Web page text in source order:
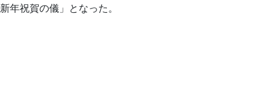
年祝賀の儀」となった。